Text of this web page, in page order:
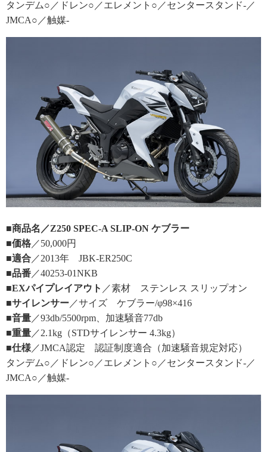
タンデム○／ドレン○／エレメント○／センタースタンド-／
JMCA○／触媒-
■商品名／Z250 SPEC-A SLIP-ON ケブラー
■価格 ／50,000円
■適合 ／2013年 JBK-ER250C
■品番 ／40253-01NKB
■EXパイプレイアウト ／素材 ステンレス スリップオン
■サイレンサー ／サイズ ケブラー/φ98×416
■音量 ／93db/5500rpm、加速騒音77db
■重量 ／2.1kg（STDサイレンサー 4.3kg）
■仕様 ／JMCA認定 認証制度適合（加速騒音規定対応）
タンデム○／ドレン○／エレメント○／センタースタンド-／
JMCA○／触媒-